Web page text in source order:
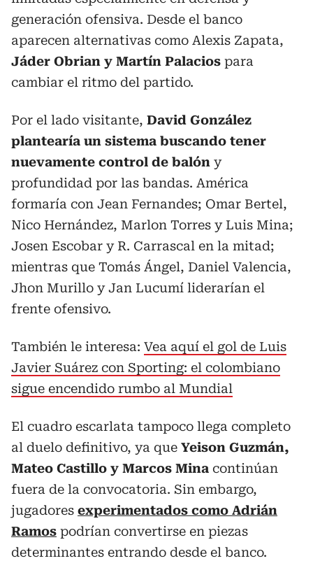
generación ofensiva. Desde el banco
aparecen alternativas como Alexis Zapata,
Jáder Obrian y Martín Palacios para
cambiar el ritmo del partido.
Por el lado visitante, David González
plantearía un sistema buscando tener
nuevamente control de balón y
profundidad por las bandas. América
formaría con Jean Fernandes; Omar Bertel,
Nico Hernández, Marlon Torres y Luis Mina;
Josen Escobar y R. Carrascal en la mitad;
mientras que Tomás Ángel, Daniel Valencia,
Jhon Murillo y Jan Lucumí liderarían el
frente ofensivo.
También le interesa: Vea aquí el gol de Luis
Javier Suárez con Sporting: el colombiano
sigue encendido rumbo al Mundial
El cuadro escarlata tampoco llega completo
al duelo definitivo, ya que Yeison Guzmán,
Mateo Castillo y Marcos Mina continúan
fuera de la convocatoria. Sin embargo,
jugadores experimentados como Adrián
Ramos podrían convertirse en piezas
determinantes entrando desde el banco.